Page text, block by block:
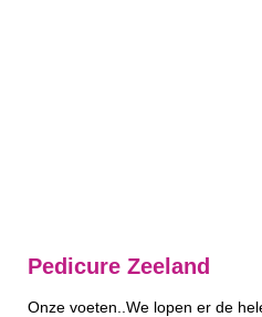
Pedicure Zeeland
Onze voeten..We lopen er de